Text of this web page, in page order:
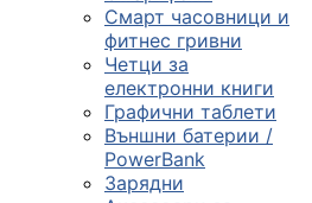
Смарт часовници и
фитнес гривни
Четци за
електронни книги
Графични таблети
Външни батерии /
PowerBank
Зарядни